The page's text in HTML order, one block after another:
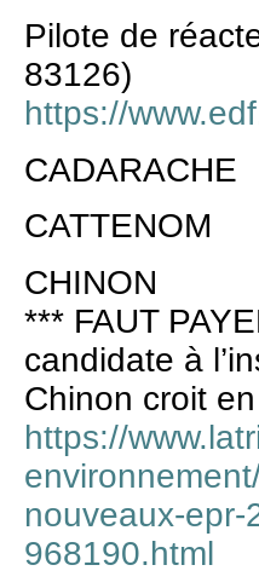
Pilote de
83126)
https://
CADARACHE
CATTENOM
CHINON
*** FAUT
candidate à
Chinon croit
https://
nouveaux-epr-
968190.html